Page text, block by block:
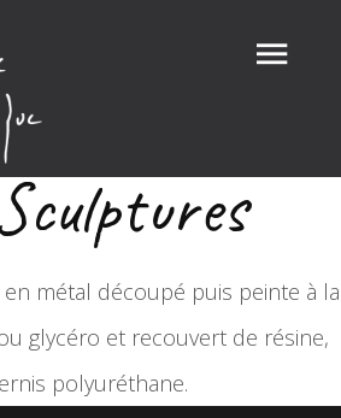
métal découpé puis peinte à la
glycéro et recouvert de résine,
polyuréthane.